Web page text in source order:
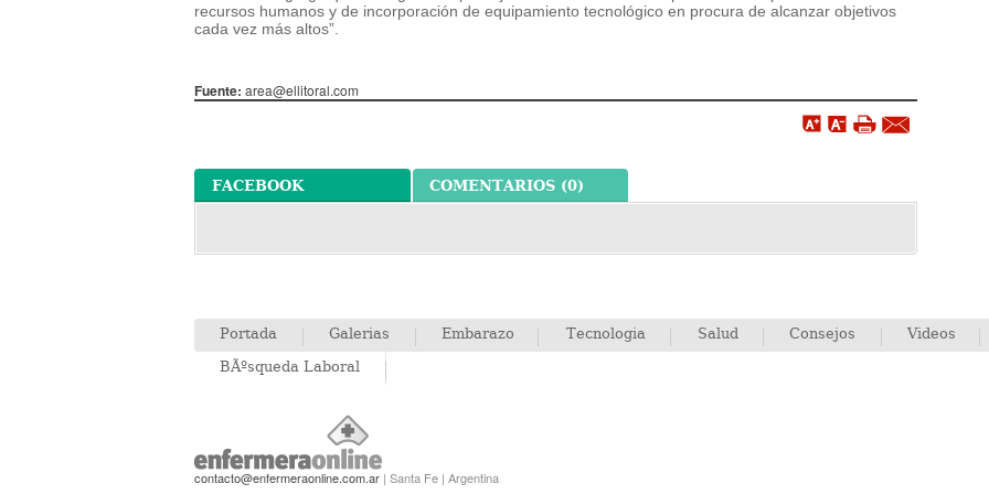
recursos humanos y de incorporación de equipamiento tecnológico en procura de alcanzar objetivos
cada vez más altos”.
Fuente: area@ellitoral.com
FACEBOOK COMENTARIOS (0)
Portada Galerias Embarazo Tecnologia Salud Consejos Videos
BÃºsqueda Laboral
contacto@enfermeraonline.com.ar | Santa Fe | Argentina